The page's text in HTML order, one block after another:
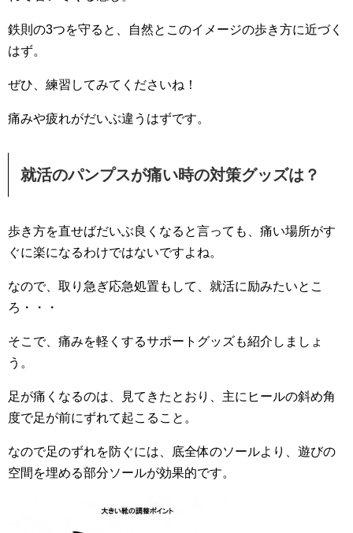
鉄則の3つを守ると、自然とこのイメージの歩き方に近づく
はず。
ぜひ、練習してみてくださいね！
痛みや疲れがだいぶ違うはずです。
就活のパンプスが痛い時の対策グッズは？
歩き方を直せばだいぶ良くなると言っても、痛い場所がす
ぐに楽になるわけではないですよね。
なので、取り急ぎ応急処置もして、就活に励みたいとこ
ろ・・・
そこで、痛みを軽くするサポートグッズも紹介しましょ
う。
足が痛くなるのは、見てきたとおり、主にヒールの斜め角
度で足が前にずれて起こること。
なので足のずれを防ぐには、底全体のソールより、遊びの
空間を埋める部分ソールが効果的です。